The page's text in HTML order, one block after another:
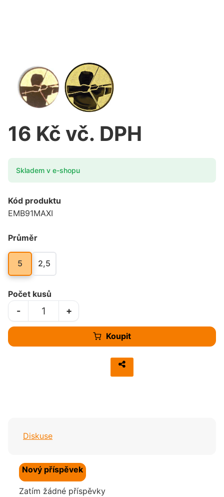
16 Kč vč. DPH
Skladem v e-shopu
Kód produktu
EMB91MAXI
Průměr
5 2,5
Koupit
Počet kusů
+
-
Diskuse
Nový příspěvek
Zatím žádné příspěvky